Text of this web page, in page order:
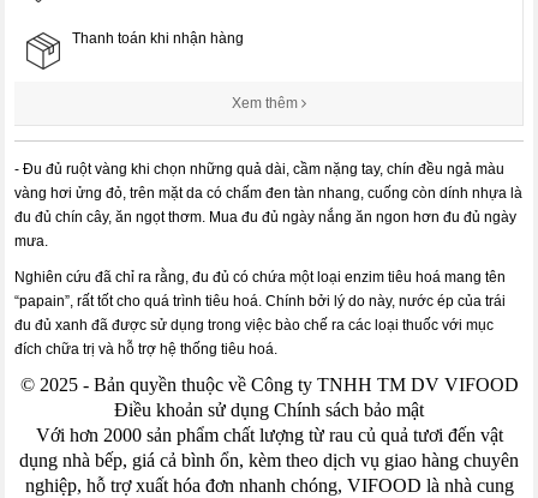
Thanh toán khi nhận hàng
Xem thêm
- Đu đủ ruột vàng khi chọn những quả dài, cầm nặng tay, chín đều ngả màu
vàng hơi ửng đỏ, trên mặt da có chấm đen tàn nhang, cuống còn dính nhựa là
đu đủ chín cây, ăn ngọt thơm. Mua đu đủ ngày nắng ăn ngon hơn đu đủ ngày
mưa.
Nghiên cứu đã chỉ ra rằng, đu đủ có chứa một loại enzim tiêu hoá mang tên
“papain”, rất tốt cho quá trình tiêu hoá. Chính bởi lý do này, nước ép của trái
đu đủ xanh đã được sử dụng trong việc bào chế ra các loại thuốc với mục
đích chữa trị và hỗ trợ hệ thống tiêu hoá.
© 2025 - Bản quyền thuộc về Công ty TNHH TM DV VIFOOD
Điều khoản sử dụng Chính sách bảo mật
Với hơn 2000 sản phẩm chất lượng từ rau củ quả tươi đến vật
dụng nhà bếp, giá cả bình ổn, kèm theo dịch vụ giao hàng chuyên
nghiệp, hỗ trợ xuất hóa đơn nhanh chóng, VIFOOD là nhà cung